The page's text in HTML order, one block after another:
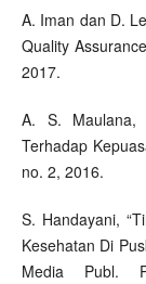
A. Iman dan D.
Quality
2017.
A. S. Maulana,
Terhadap
no. 2, 2016.
S. Handayani,
Kesehatan Di
Media Publ.